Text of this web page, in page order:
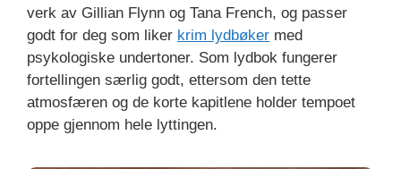
verk av Gillian Flynn og Tana French, og passer
godt for deg som liker krim lydbøker med
psykologiske undertoner. Som lydbok fungerer
fortellingen særlig godt, ettersom den tette
atmosfæren og de korte kapitlene holder tempoet
oppe gjennom hele lyttingen.